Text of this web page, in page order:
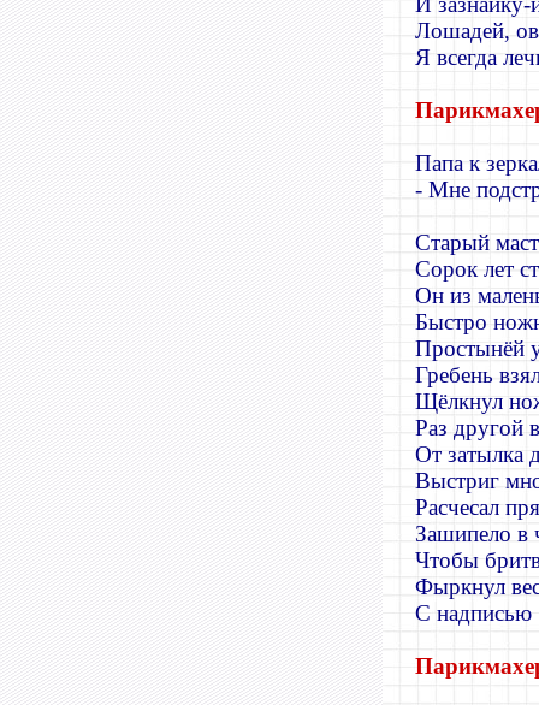
Лошадей,
Я всегда
Папа к
- Мне
Старый
Сорок лет
Он из
Быстро
Простынёй
Гребень
Щёлкнул
Раз другой
От затылка
Выстриг
Расчесал
Зашипело в
Чтобы
Фыркнул
С надписью